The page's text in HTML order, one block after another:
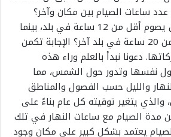
ساعات الصيام بين مكان وآخر؟
وكيف يمكن لشخص أن يصوم أقل من 12 ساعة في بلد، بينما
يصوم شخص آخر أكثر من 20 ساعة في بلد آخر؟ الإجابة تكمن
دعونا نبدأ بالعلم وراء هذه
نفسها وتدور حول الشمس، مما
والليل حسب الفصول والمناطق
والذي يتغير توقيته كل عام بناءً على
مدة الصيام مع ساعات النهار في تلك
يعتمد بشكل كبير على مكان وجود